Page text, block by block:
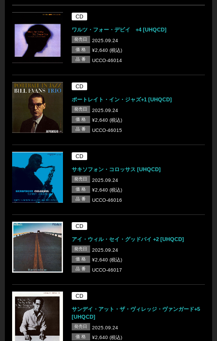
CD
ワルツ・フォー・デビイ +4 [UHQCD]
発売日 2025.09.24
価 格 ¥2,640 (税込)
品 番 UCCO-46014
CD
ポートレイト・イン・ジャズ+1 [UHQCD]
発売日 2025.09.24
価 格 ¥2,640 (税込)
品 番 UCCO-46015
CD
サキソフォン・コロッサス [UHQCD]
発売日 2025.09.24
価 格 ¥2,640 (税込)
品 番 UCCO-46016
CD
アイ・ウィル・セイ・グッドバイ +2 [UHQCD]
発売日 2025.09.24
価 格 ¥2,640 (税込)
品 番 UCCO-46017
CD
サンデイ・アット・ザ・ヴィレッジ・ヴァンガード+5
[UHQCD]
発売日 2025.09.24
価 格 ¥2,640 (税込)